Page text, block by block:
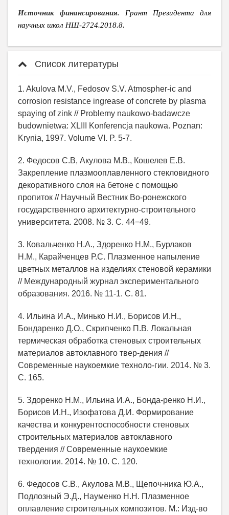
Источник финансирования. Грант Президента для
научных школ НШ-2724.2018.8.
Список литературы
1. Akulova M.V., Fedosov S.V. Atmospher-ic and
corrosion resistance ingrease of concrete by plasma
spaying of zink // Problemy naukowo-badawcze
budownietwa: XLIII Konferencja naukowa. Poznan:
Krynia, 1997. Volume VI. P. 5-7.
2. Федосов С.В, Акулова М.В., Кошелев Е.В.
Закрепление плазмооплавленного стекловидного
декоративного слоя на бетоне с помощью
пропиток // Научный Вестник Во-ронежского
государственного архитектурно-строительного
университета. 2008. № 3. С. 44−49.
3. Ковальченко Н.А., Здоренко Н.М., Бурлаков
Н.М., Карайченцев Р.С. Плазменное напыление
цветных металлов на изделиях стеновой керамики
// Международный журнал экспериментального
образования. 2016. № 11-1. С. 81.
4. Ильина И.А., Минько Н.И., Борисов И.Н.,
Бондаренко Д.О., Скрипченко П.В. Локальная
термическая обработка стеновых строительных
материалов автоклавного твер-дения //
Современные наукоемкие техноло-гии. 2014. № 3.
С. 165.
5. Здоренко Н.М., Ильина И.А., Бонда-ренко Н.И.,
Борисов И.Н., Изофатова Д.И. Формирование
качества и конкурентоспособности стеновых
строительных материалов автоклавного
твердения // Современные наукоемкие
технологии. 2014. № 10. С. 120.
6. Федосов С.В., Акулова М.В., Щепоч-ника Ю.А.,
Подлозный Э.Д., Науменко Н.Н. Плазменное
оплавление строительных композитов. М.: Изд-во